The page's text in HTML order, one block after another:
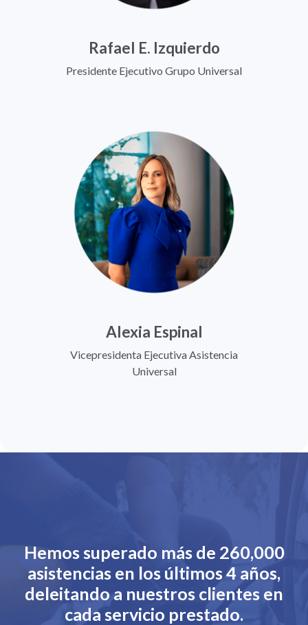
Rafael E. Izquierdo
Presidente Ejecutivo Grupo Universal
Alexia Espinal
Vicepresidenta Ejecutiva Asistencia
Universal
Hemos superado más de 260,000
asistencias en los últimos 4 años,
deleitando a nuestros clientes en
cada servicio prestado.